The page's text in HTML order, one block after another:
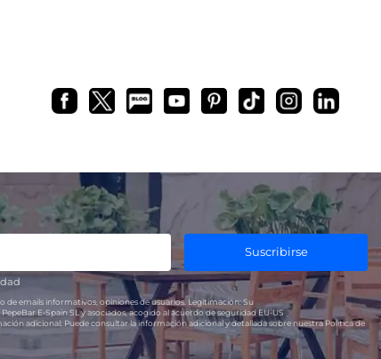
Suscribirse
de emails informativos, opiniones de usuarios. Legitimación: Su
E-Spain SL y asociados, acogido al acuerdo de seguridad EU-US
adicional:Puede consultar la información adicional y detallada sobre nuestra Política de